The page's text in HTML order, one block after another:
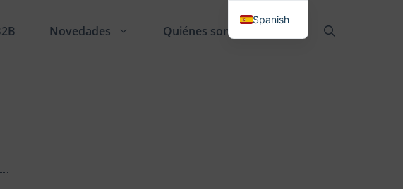
Novedades Quiénes somos
Spanish
Danish